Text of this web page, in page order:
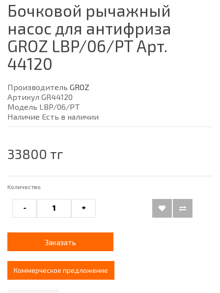
Бочковой рычажный
насос для антифриза
GROZ LBP/06/PT Арт.
44120
Производитель GROZ
Артикул GR44120
Модель LBP/06/PT
Наличие Есть в наличии
33800 тг
Количество
- +
Заказать
Коммерческое предложение